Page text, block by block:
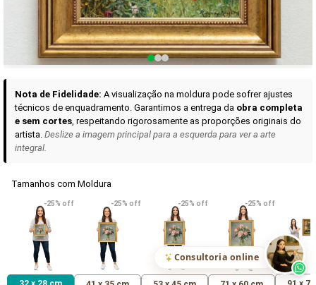
Curadoria das Campanhas
A seleção de obras-primas apresentadas em nossos vídeos nas redes
sociais, reunidas aqui para sua apreciação.
VER DETALHES
Madona de Loreto
R$ 538,42
VER DETALHES
Narciso- caravaggio
R$ 365,92
VER
Maria
uma Rosa
R$ 365,92
Consultoria online
Nota de Fidelidade: A visualização na moldura pode sofrer ajustes
técnicos de enquadramento. Garantimos a entrega da obra completa
e sem cortes, respeitando rigorosamente as proporções originais do
artista. Deslize a imagem principal para a esquerda para ver a arte
integral.
Tamanhos com Moldura
-25% off -25% off -25% off -25% off